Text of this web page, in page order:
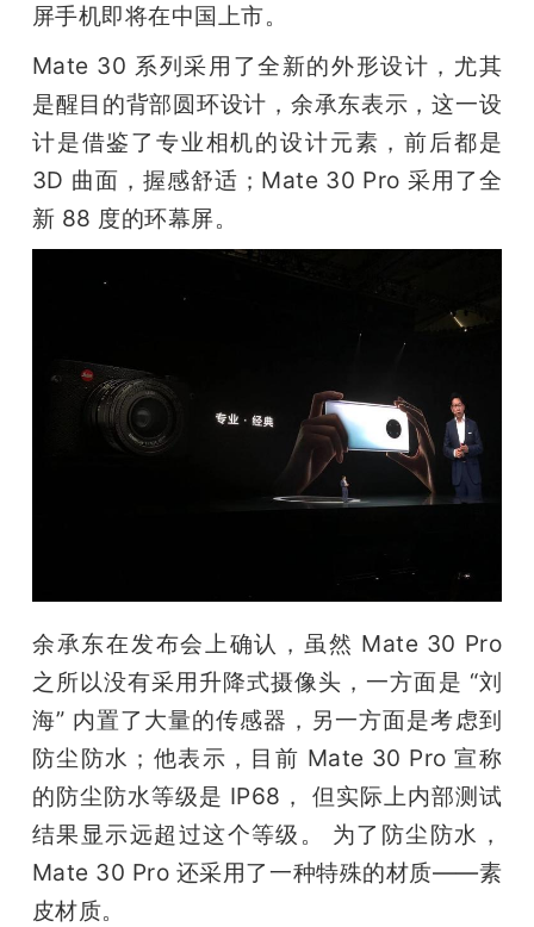
屏手机即将在中国上市。
Mate 30 系列采用了全新的外形设计，尤其
是醒目的背部圆环设计，余承东表示，这一设
计是借鉴了专业相机的设计元素，前后都是
3D 曲面，握感舒适；Mate 30 Pro 采用了全
新 88 度的环幕屏。
余承东在发布会上确认，虽然 Mate 30 Pro
之所以没有采用升降式摄像头，一方面是 “刘
海” 内置了大量的传感器，另一方面是考虑到
防尘防水；他表示，目前 Mate 30 Pro 宣称
的防尘防水等级是 IP68， 但实际上内部测试
结果显示远超过这个等级。 为了防尘防水，
Mate 30 Pro 还采用了一种特殊的材质——素
皮材质。